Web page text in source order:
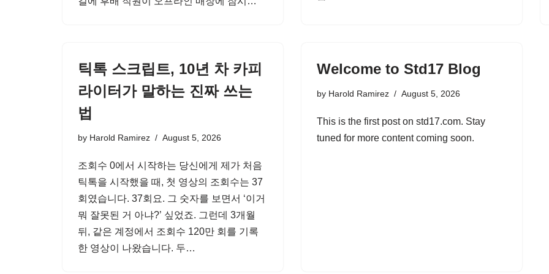
틱톡 스크립트, 10년 차 카피
라이터가 말하는 진짜 쓰는
법
by Harold Ramirez August 5, 2026
조회수 0에서 시작하는 당신에게 제가 처음
틱톡을 시작했을 때, 첫 영상의 조회수는 37
회였습니다. 37회요. 그 숫자를 보면서 ‘이거
뭐 잘못된 거 아냐?’ 싶었죠. 그런데 3개월
뒤, 같은 계정에서 조회수 120만 회를 기록
한 영상이 나왔습니다. 두…
Welcome to Std17 Blog
by Harold Ramirez August 5, 2026
This is the first post on std17.com. Stay
tuned for more content coming soon.